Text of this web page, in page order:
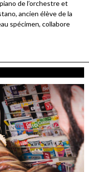
de l’orchestre et
ancien élève de la
spécimen, collabore